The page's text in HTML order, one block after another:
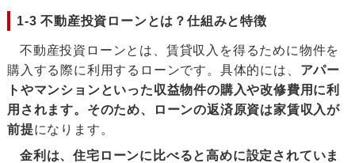
1-3 不動産投資ローンとは？仕組みと特徴
不動産投資ローンとは、賃貸収入を得るために物件を
購入する際に利用するローンです。具体的には、 アパー
トやマンションといった収益物件の購入や改修費用に利
用されます。そのため、ローンの返済原資は家賃収入が
前提になります。
金利は、住宅ローンに比べると高めに設定されていま